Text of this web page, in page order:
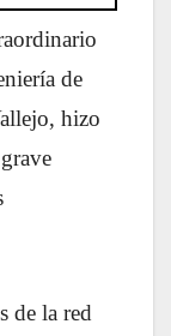
de
hizo
de la red